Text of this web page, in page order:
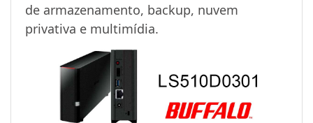
de armazenamento, backup, nuvem
privativa e multimídia.